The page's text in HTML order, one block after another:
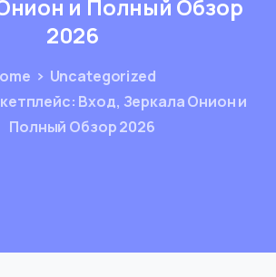
и Полный Обзор
2026
Uncategorized
Вход, Зеркала Онион и
Полный Обзор 2026